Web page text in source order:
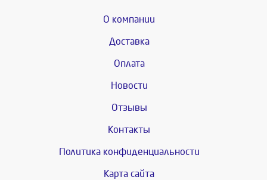
О компании
Доставка
Оплата
Новости
Отзывы
Контакты
Политика конфиденциальности
Карта сайта